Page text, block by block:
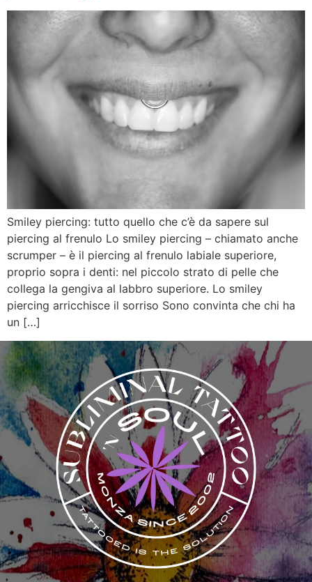
Smiley piercing: tutto quello che c’è da sapere sul
piercing al frenulo Lo smiley piercing – chiamato anche
scrumper – è il piercing al frenulo labiale superiore,
proprio sopra i denti: nel piccolo strato di pelle che
collega la gengiva al labbro superiore. Lo smiley
piercing arricchisce il sorriso Sono convinta che chi ha
un […]